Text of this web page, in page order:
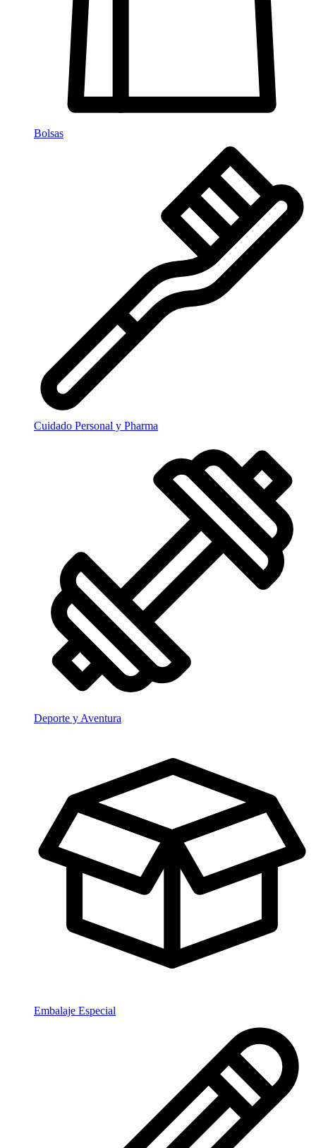
Bolsas
Cuidado Personal y Pharma
Deporte y Aventura
Embalaje Especial